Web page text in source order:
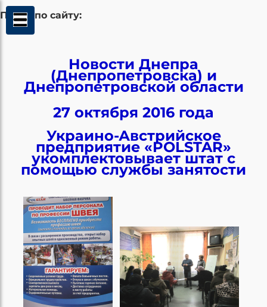
Поиск по сайту:
Новости Днепра
(Днепропетровска) и
Днепропетровской области
27 октября 2016 года
Украино-Австрийское
предприятие «POLSTAR»
укомплектовывает штат с
помощью службы занятости